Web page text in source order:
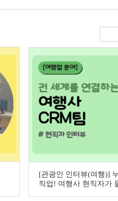
[관광인 인터뷰(여행)]
직업! 여행사 현직자가